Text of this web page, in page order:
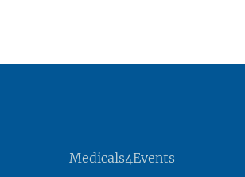
Medicals4Events